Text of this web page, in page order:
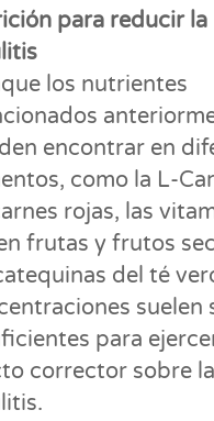
para reducir la
los nutrientes
encontrar en
como la L-
rojas, las
frutas y frutos
del té
suelen
para
corrector sobre la